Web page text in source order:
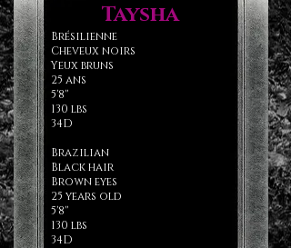
Taysha
Brésilienne
Cheveux noirs
Yeux bruns
25 ans
5'8''
130 lbs
34D
Brazilian
Black hair
Brown eyes
25 years old
5'8''
130 lbs
34D